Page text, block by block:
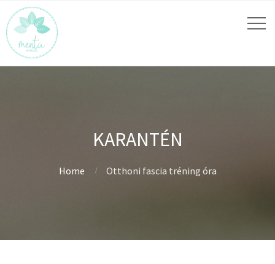
KARANTÉN
Home Otthoni fascia tréning óra